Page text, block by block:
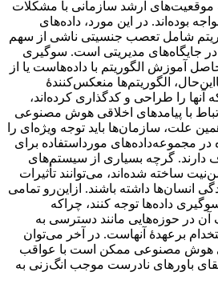
موقعیت‌های ارشد سازمانی با مشکلات
بوده‌اند. در این مورد، داده‌های
شامل تعصب جنسیتی ناشی از سهم
در جایگاه‌های مدیریتی است. سوگیری
آموزش الگوریتم با داده‌هاست یا از
الگوریتم‌ها منعکس‌کنندهٔ
را طراحی و کدگذاری کرده‌اند،
با پیامدهای اخلاقی هوش مصنوعی
علت، سازمان‌ها باید توجه ویژه‌ای را
مجموعه‌داده‌های مورداستفاده برای
دارند. گرچه بسیاری از سیستم‌های
ساخته شده‌اند، می‌توانند تأثیرات
انسان‌ها داشته باشند. ازاین‌رو تمامی
داده‌ها توجه کنند، چراکه
در حوزه‌هایی مانند دسترسی به
برعهدهٔ آنهاست. در آخر می‌توان
هوش مصنوعی ممکن است با عواقب
باورهای نادرست موجب انگ‌زنی به